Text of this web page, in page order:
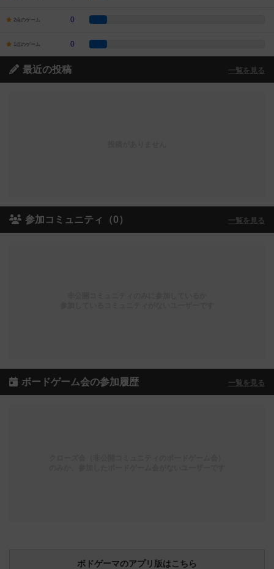
2点のゲーム 0
1点のゲーム 0
最近の投稿 一覧を見る
参加コミュニティ（0） 一覧を見る
ボードゲーム会の参加履歴 一覧を見る
ボドゲーマのアプリ版はこちら